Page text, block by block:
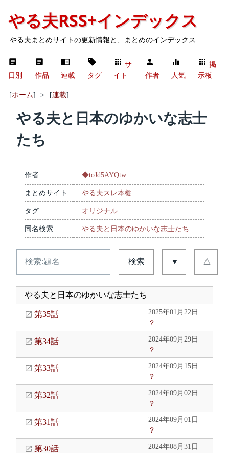
やる夫RSS+インデックス
やる夫まとめサイトの更新情報と、まとめのインデックス
日別 作品 連載 タグ
サ
イト
作者 人気
掲
示板
[ホーム] > [連載]
やる夫と日本のゆかいな志士
たち
作者 ◆toJd5AYQtw
まとめサイト やる夫スレ本棚
タグ オリジナル
同名検索 やる夫と日本のゆかいな志士たち
検索 ▼ △
やる夫と日本のゆかいな志士たち
第35話
2025年01月22日
？
第34話
2024年09月29日
？
第33話
2024年09月15日
？
第32話
2024年09月02日
？
第31話
2024年09月01日
？
第30話
2024年08月31日